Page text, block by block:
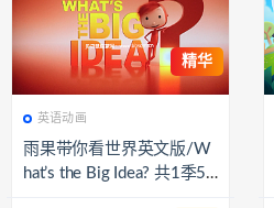
精华
英语动画
雨果带你看世界英文版/W
hat’s the Big Idea? 共1季52